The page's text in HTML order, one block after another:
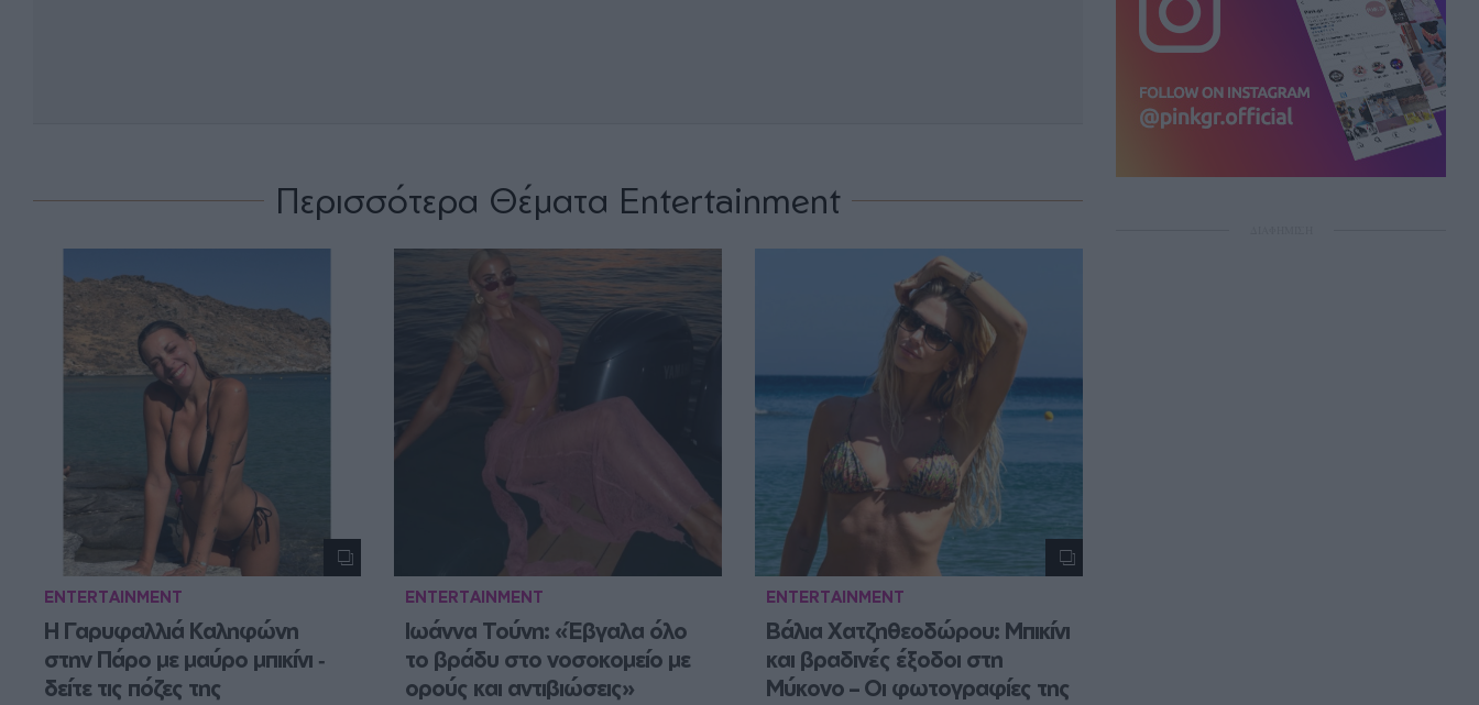
Περισσότερα Θέματα Entertainment
ENTERTAINMENT
Η Γαρυφαλλιά Καληφώνη
στην Πάρο με μαύρο μπικίνι ‑
δείτε τις πόζες της
ENTERTAINMENT
Ιωάννα Τούνη: «Έβγαλα όλο
το βράδυ στο νοσοκομείο με
ορούς και αντιβιώσεις»
ENTERTAINMENT
Βάλια Χατζηθεοδώρου: Μπικίνι
και βραδινές έξοδοι στη
Μύκονο – Οι φωτογραφίες της